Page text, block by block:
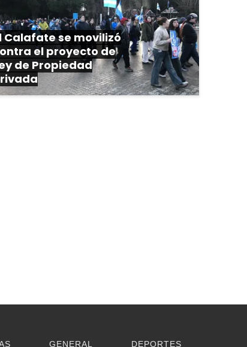
Calafate se movilizó
el proyecto de
de Propiedad
GENERAL DEPORTES